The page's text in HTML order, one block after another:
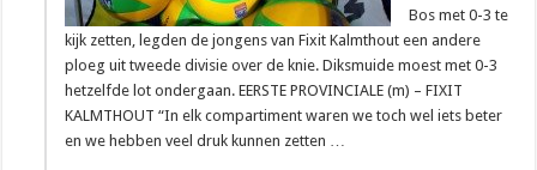
Bos met 0-3 te
kijk zetten, legden de jongens van Fixit Kalmthout een andere
ploeg uit tweede divisie over de knie. Diksmuide moest met 0-3
hetzelfde lot ondergaan. EERSTE PROVINCIALE (m) – FIXIT
KALMTHOUT “In elk compartiment waren we toch wel iets beter
en we hebben veel druk kunnen zetten …